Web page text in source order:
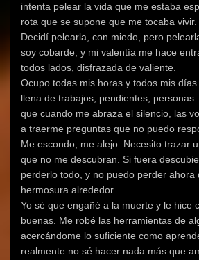
intenta pelear la vida que me estaba
rota que se supone que me tocaba vivir.
Decidí pelearla, con miedo, pero
soy cobarde, y mi valentía me hace
todos lados, disfrazada de valiente.
Ocupo todas mis horas y todos mis
llena de trabajos, pendientes,
que cuando me abraza el silencio, las
a traerme preguntas que no puedo
Me escondo, me alejo. Necesito trazar
que no me descubran. Si fuera
perderlo todo, y no puedo perder ahora
hermosura alrededor.
Yo sé que engañé a la muerte y le hice
buenas. Me robé las herramientas de
acercándome lo suficiente como
realmente no sé hacer nada más que